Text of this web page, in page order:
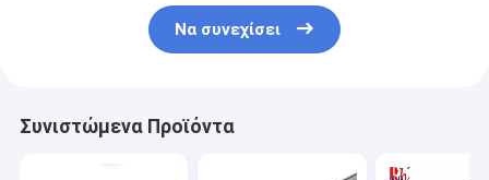
Να συνεχίσει
Συνιστώμενα Προϊόντα